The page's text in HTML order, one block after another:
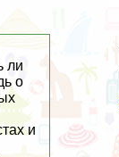
ли
о
и